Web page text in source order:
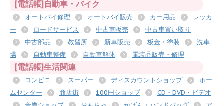
[電話帳]自動車・バイク
オートバイ修理 オートバイ販売 カー用品
レッカ
ー
ロードサービス 中古車販売
中古車買い取り
中古部品
教習所 新車販売 板金・塗装
洗車
場
自動車整備 自動車解体 電装品販売・修理
[電話帳]生活関連
コンビニ スーパー ディスカウントショップ
ホー
ムセンター
商店街 100円ショップ
CD・DVD・ビデオ